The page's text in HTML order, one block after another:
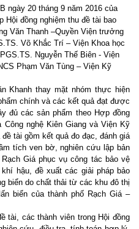
ngày 20 tháng 9 năm 2016 của
Hội đồng nghiệm thu đề tài bao
Văn Thanh –Quyền Viện trưởng
Võ Khắc Trí – Viện Khoa học
Nguyễn Thế Biên - Viện
Phạm Văn Tùng – Viện Kỹ
Khanhthay mặt nhóm thực hiện
chính và các kết quả đạt được
đủ các sản phẩm theo Hợp đồng
nghệ Kiên Giang và Viện Kỹ
tài gồm kết quả đo đạc, đánh giá
tích ven bờ, nghiên cứu lập bản
Giá phục vụ công tác bảo vệ
hậu, đề xuất các giải pháp bảo
biển do chất thải từ các khu đô thị
biển của thành phố Rạch Giá –
tài , các thành viên trong Hội đồng